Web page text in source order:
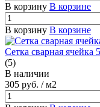
В корзину В корзине
В корзину В корзине
Сетка сварная
(5)
В наличии
305 руб. / м2